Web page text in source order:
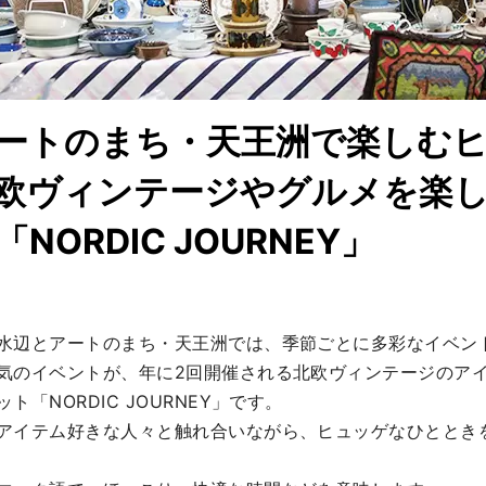
トのまち・天王洲で楽しむ
ヴィンテージやグルメを楽
NORDIC JOURNEY」
辺とアートのまち・天王洲では、季節ごとに多彩なイベン
のイベントが、年に2回開催される北欧ヴィンテージのア
ト「NORDIC JOURNEY」です。
イテム好きな人々と触れ合いながら、ヒュッゲなひととき